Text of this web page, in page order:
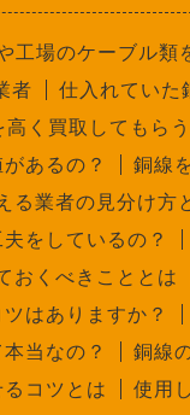
工場のケーブル類
者
仕入れていた
高く買取してもら
あるの？
銅線
る業者の見分け方
をしているの？
おくべきこととは
はありますか？
当なの？
銅線
コツとは
使用